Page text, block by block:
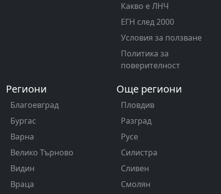
Какво е ЛНЧ
ЕГН след 2000
Условия за ползване
Политика за
поверителност
Региони
Благоевград
Бургас
Варна
Велико Търново
Видин
Враца
Още региони
Пловдив
Разград
Русе
Силистра
Сливен
Смолян